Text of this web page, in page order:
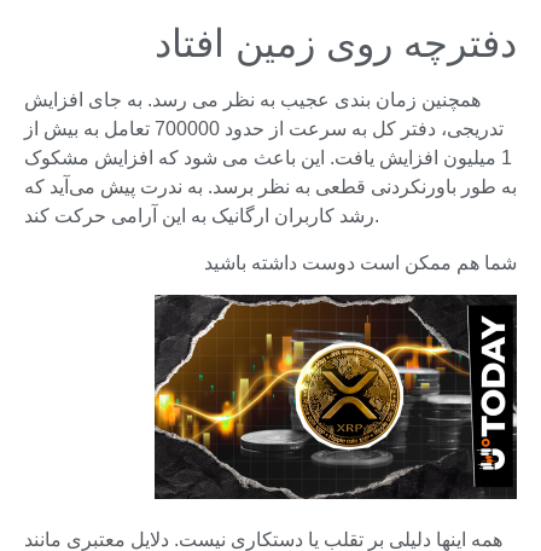
دفترچه روی زمین افتاد
همچنین زمان بندی عجیب به نظر می رسد. به جای افزایش
تدریجی، دفتر کل به سرعت از حدود 700000 تعامل به بیش از
1 میلیون افزایش یافت. این باعث می شود که افزایش مشکوک
به طور باورنکردنی قطعی به نظر برسد. به ندرت پیش می‌آید که
رشد کاربران ارگانیک به این آرامی حرکت کند.
شما هم ممکن است دوست داشته باشید
همه اینها دلیلی بر تقلب یا دستکاری نیست. دلایل معتبری مانند